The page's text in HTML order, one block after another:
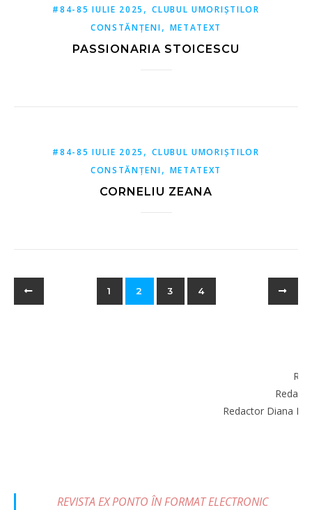
#84-85 IULIE 2025 ,CLUBUL UMORIȘTILOR
CONSTĂNȚENI, METATEXT
PASSIONARIA STOICESCU
#84-85 IULIE 2025 ,CLUBUL UMORIȘTILOR
CONSTĂNȚENI, METATEXT
CORNELIU ZEANA
1 2 3 4
Redactor Diana
REVISTA EX PONTO ÎN FORMAT ELECTRONIC